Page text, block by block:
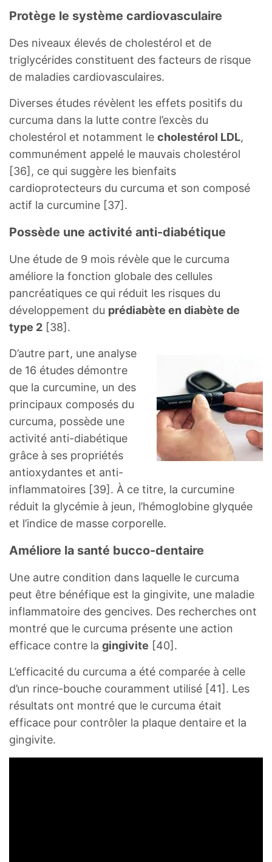
Protège le système cardiovasculaire
Des niveaux élevés de cholestérol et de
triglycérides constituent des facteurs de risque
de maladies cardiovasculaires.
Diverses études révèlent les effets positifs du
curcuma dans la lutte contre l’excès du
cholestérol et notamment le cholestérol LDL,
communément appelé le mauvais cholestérol
[36], ce qui suggère les bienfaits
cardioprotecteurs du curcuma et son composé
actif la curcumine [37].
Possède une activité anti-diabétique
Une étude de 9 mois révèle que le curcuma
améliore la fonction globale des cellules
pancréatiques ce qui réduit les risques du
développement du prédiabète en diabète de
type 2 [38].
D’autre part, une analyse
de 16 études démontre
que la curcumine, un des
principaux composés du
curcuma, possède une
activité anti-diabétique
grâce à ses propriétés
antioxydantes et anti-
inflammatoires [39]. À ce titre, la curcumine
réduit la glycémie à jeun, l’hémoglobine glyquée
et l’indice de masse corporelle.
Améliore la santé bucco-dentaire
Une autre condition dans laquelle le curcuma
peut être bénéfique est la gingivite, une maladie
inflammatoire des gencives. Des recherches ont
montré que le curcuma présente une action
efficace contre la gingivite [40].
L’efficacité du curcuma a été comparée à celle
d’un rince-bouche couramment utilisé [41]. Les
résultats ont montré que le curcuma était
efficace pour contrôler la plaque dentaire et la
gingivite.